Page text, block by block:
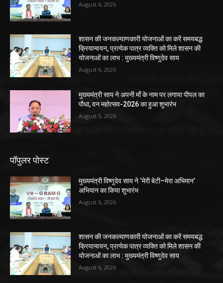
August 6, 2026
शासन की जनकल्याणकारी योजनाओं का करें समयबद्ध
क्रियान्वयन, प्रत्येक पात्र व्यक्ति को मिले शासन की
योजनाओं का लाभ : मुख्यमंत्री विष्णुदेव साय
August 6, 2026
मुख्यमंत्री साय ने अपनी माँ के नाम पर लगाया पीपल का
पौधा, वन महोत्सव-2026 का हुआ शुभारंभ
August 5, 2026
पॉपुलर पोस्ट
मुख्यमंत्री विष्णुदेव साय ने ‘मेरी बेटी–मेरा अभिमान’
अभियान का किया शुभारंभ
August 6, 2026
शासन की जनकल्याणकारी योजनाओं का करें समयबद्ध
क्रियान्वयन, प्रत्येक पात्र व्यक्ति को मिले शासन की
योजनाओं का लाभ : मुख्यमंत्री विष्णुदेव साय
August 6, 2026